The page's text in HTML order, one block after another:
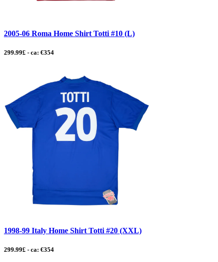
2005-06 Roma Home Shirt Totti #10 (L)
299.99£ - ca: €354
1998-99 Italy Home Shirt Totti #20 (XXL)
299.99£ - ca: €354